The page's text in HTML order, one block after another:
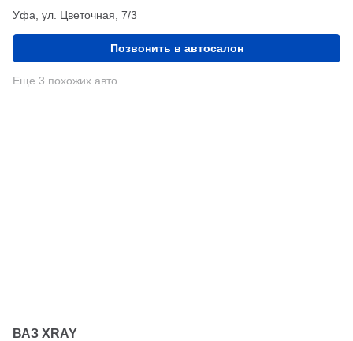
Уфа, ул. Цветочная, 7/3
Позвонить в автосалон
Еще 3 похожих авто
ВАЗ XRAY